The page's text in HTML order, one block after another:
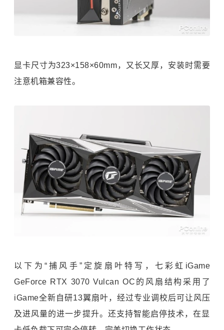
显卡尺寸为323×158×60mm，又长又厚，安装时需要
注意机箱兼容性。
以下为“捕风手”定旋扇叶特写，七彩虹iGame
GeForce RTX 3070 Vulcan OC的风扇结构采用了
iGame全新自研13翼扇叶，经过专业调校后可让风压
及进风量的进一步提升。还支持智能启停技术，在显